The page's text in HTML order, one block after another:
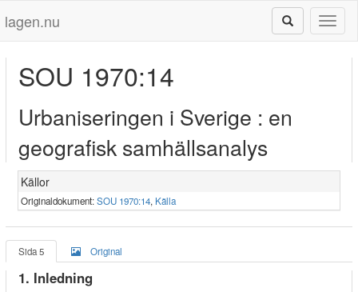
lagen.nu
SOU 1970:14
Urbaniseringen i Sverige : en
geografisk samhällsanalys
Källor
Originaldokument:SOU 1970:14, Källa
Sida 5 Original
1. Inledning